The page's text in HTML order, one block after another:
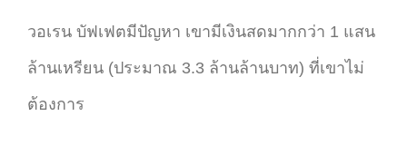
วอเรน บัฟเฟตมีปัญหา เขามีเงินสดมากกว่า 1 แสน
ล้านเหรียน (ประมาณ 3.3 ล้านล้านบาท) ที่เขาไม่
ต้องการ